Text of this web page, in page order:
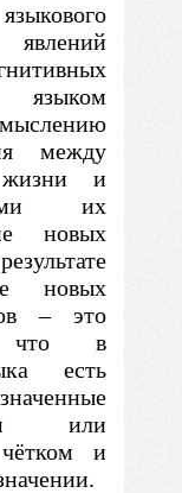
языком
между
жизни и
их
новых
результате
новых
–это
в
есть
или
и